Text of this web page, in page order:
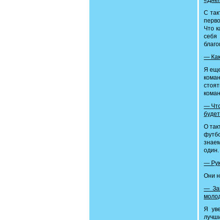
C
Что
— Как
Я еще
—
О
—
Они
—
Я